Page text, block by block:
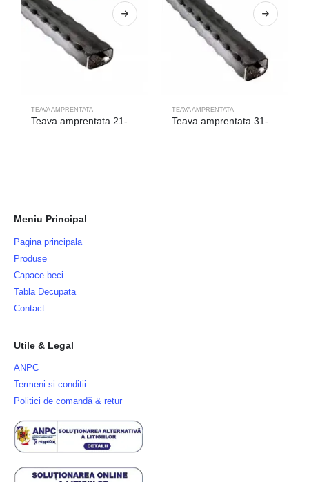
TEAVA AMPRENTATA
Teava amprentata 21-153/3/6m
TEAVA AMPRENTATA
Teava amprentata 31-020/6m
Meniu Principal
Pagina principala
Produse
Capace beci
Tabla Decupata
Contact
Utile & Legal
ANPC
Termeni si conditii
Politici de comandă & retur